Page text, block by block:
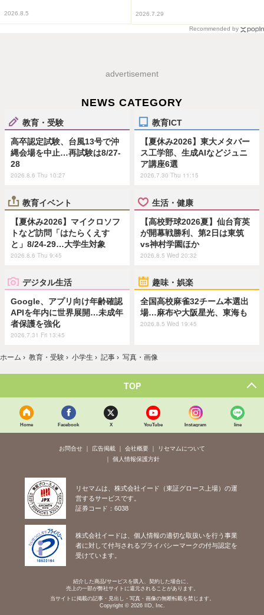
2026.8.5 2026.7.29
Recommended by
advertisement
NEWS CATEGORY
教育・受験
高卒認定試験、台風13号で沖
縄会場を中止…再試験は8/27-
28
2026.8.6 Thu 10:27
教育ICT
【夏休み2026】東大メタバー
ス工学部、生成AIなどジュニ
ア講座6選
2026.7.30 Thu 11:15
教育イベント
【夏休み2026】マイクロソフ
トなど訪問「はたらくえす
と」8/24-29…大学生対象
2026.8.6 Thu 9:45
生活・健康
【高校野球2026夏】仙台育英
が開幕戦勝利、第2日は東筑
vs神村学園ほか
2026.8.5 Wed 20:32
デジタル生活
Google、アプリ向け年齢確認
APIを年内に世界展開…未成年
者保護を強化
2026.7.31 Fri 13:45
趣味・娯楽
全国高校麻雀32チーム本選出
場…麻布や大阪星光、東海も
2026.8.5 Wed 19:45
ホーム › 教育・受験 › 小学生 › 記事 › 写真・画像
TOP
Home Facebook X YouTube Instagram line
お問合せ 広告掲載 会社概要
リセマムについて
個人情報保護方針
リセマムは、株式会社イード（東証グロース上場）の運
営するサービスです。
証券コード：6038
株式会社イードは、個人情報の適切な取扱いを行う事業
者に対して付与されるプライバシーマークの付与認定を
受けています。
紹介した商品/サービスを購入、契約した場合に、
売上の一部が弊社サイトに還元されることがあります。
当サイトに掲載の記事・見出し・写真・画像の無断転載を禁じます。
Copyright © 2026 IID, Inc.